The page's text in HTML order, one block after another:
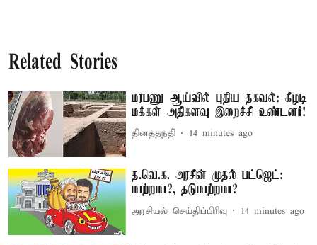
Related Stories
மரபணு ஆய்வில் புதிய தகவல்: கீழடி
மக்கள் அதிகளவு இறைச்சி உண்டனர்!
தினத்தந்தி 14 minutes ago
த.வெ.க. அரசின் முதல் பட்ஜெட்:
மாற்றமா?, தடுமாற்றமா?
அரசியல் செய்திப்பிரிவு 14 minutes ago